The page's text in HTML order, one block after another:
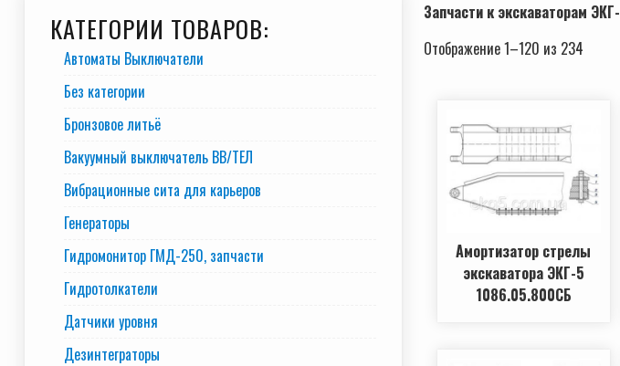
Запчасти к экскаваторам
Отображение 1–120 из 234
Амортизатор стрелы
экскаватора ЭКГ-5
1086.05.800СБ
КАТЕГОРИИ ТОВАРОВ:
Автоматы Выключатели
Без категории
Бронзовое литьё
Вакуумный выключатель BB/TEЛ
Вибрационные сита для карьеров
Генераторы
Гидромонитор ГМД-250, запчасти
Гидротолкатели
Датчики уровня
Дезинтеграторы